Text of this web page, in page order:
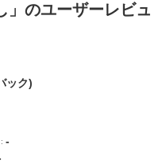
」のユーザーレビュ
ック)
-